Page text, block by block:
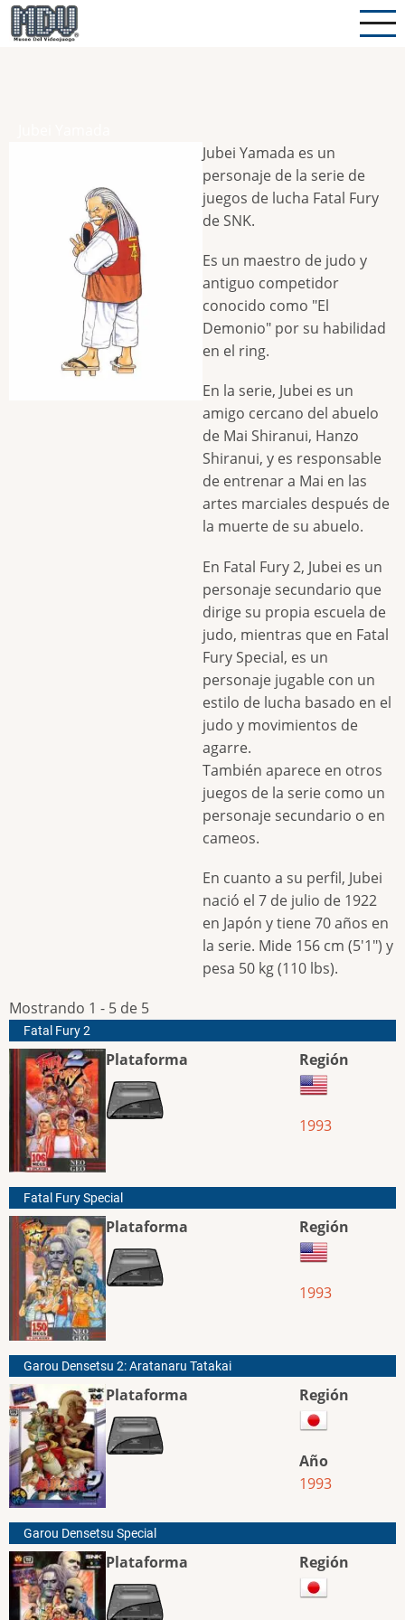
Pasar
al
Jubei Yamada es un
personaje de la serie de
juegos de lucha Fatal Fury
de SNK.
Es un maestro de judo y
antiguo competidor
conocido como "El
Demonio" por su habilidad
en el ring.
En la serie, Jubei es un
amigo cercano del abuelo
de Mai Shiranui, Hanzo
Shiranui, y es responsable
de entrenar a Mai en las
artes marciales después de
la muerte de su abuelo.
En Fatal Fury 2, Jubei es un
personaje secundario que
dirige su propia escuela de
judo, mientras que en Fatal
Fury Special, es un
personaje jugable con un
estilo de lucha basado en el
judo y movimientos de
agarre.
También aparece en otros
juegos de la serie como un
personaje secundario o en
cameos.
En cuanto a su perfil, Jubei
nació el 7 de julio de 1922
en Japón y tiene 70 años en
la serie. Mide 156 cm (5'1") y
pesa 50 kg (110 lbs).
Mostrando 1 - 5 de 5
Fatal Fury 2
Plataforma Región
1993
Fatal Fury Special
Plataforma Región
1993
Garou Densetsu 2: Aratanaru Tatakai
Plataforma Región
Año
1993
Garou Densetsu Special
Plataforma Región